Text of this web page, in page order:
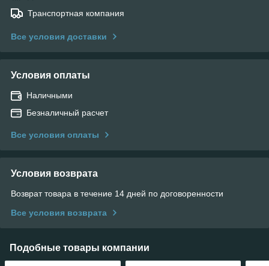
Транспортная компания
Все условия доставки
Условия оплаты
Наличными
Безналичный расчет
Все условия оплаты
Условия возврата
Возврат товара в течение 14 дней по договоренности
Все условия возврата
Подобные товары компании